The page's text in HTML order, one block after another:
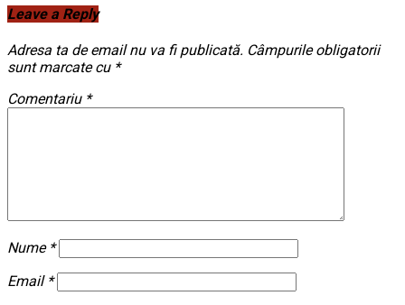
Leave a Reply
Adresa ta de email nu va fi publicată. Câmpurile obligatorii
sunt marcate cu *
Comentariu *
Nume *
Email *